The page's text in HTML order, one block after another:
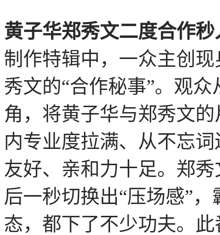
黄子华郑秀文二度合作
制作特辑中，一众主创
秀文的“合作秘事”。观
角，将黄子华与郑秀文
内专业度拉满、从不忘
友好、亲和力十足。郑
后一秒切换出“压场感”
态，都下了不少功夫。